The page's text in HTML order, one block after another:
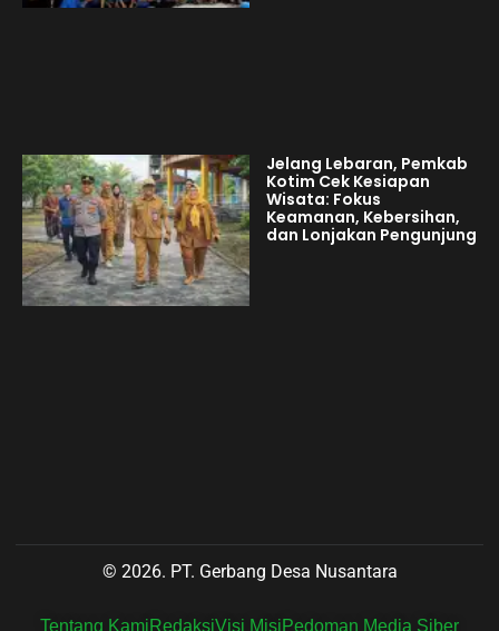
Jelang Lebaran, Pemkab
Kotim Cek Kesiapan
Wisata: Fokus
Keamanan, Kebersihan,
dan Lonjakan Pengunjung
© 2026. PT. Gerbang Desa Nusantara
Tentang KamiRedaksiVisi MisiPedoman Media Siber